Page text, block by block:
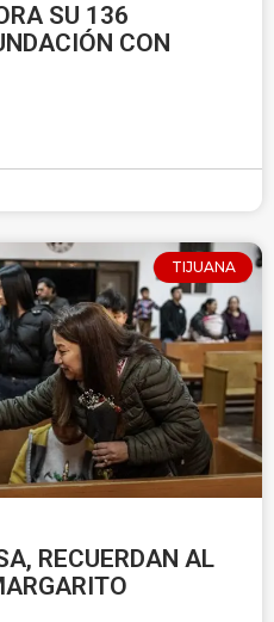
SU 136
CON
TIJUANA
RECUERDAN AL